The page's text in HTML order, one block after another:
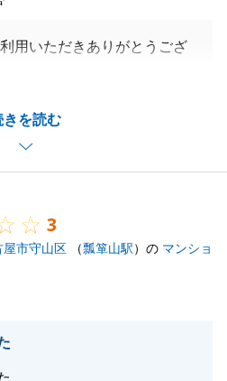
きを読む
用いただきありがとうござ
たします。
3
屋市守山区 （瓢箪山駅）の マンショ
。